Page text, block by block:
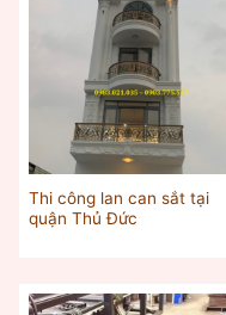
Thi công lan can sắt tại
quận Thủ Đức